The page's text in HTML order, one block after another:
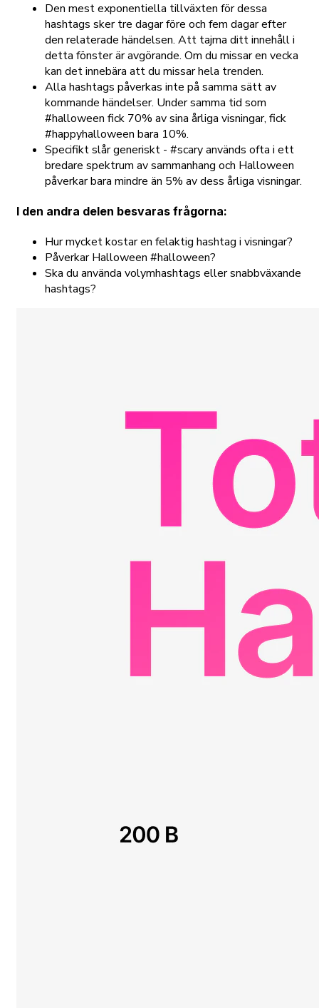
Den mest exponentiella tillväxten för dessa
hashtags sker tre dagar före och fem dagar efter
den relaterade händelsen. Att tajma ditt innehåll i
detta fönster är avgörande. Om du missar en vecka
kan det innebära att du missar hela trenden.
Alla hashtags påverkas inte på samma sätt av
kommande händelser. Under samma tid som
#halloween fick 70% av sina årliga visningar, fick
#happyhalloween bara 10%.
Specifikt slår generiskt - #scary används ofta i ett
bredare spektrum av sammanhang och Halloween
påverkar bara mindre än 5% av dess årliga visningar.
I den andra delen besvaras frågorna:
Hur mycket kostar en felaktig hashtag i visningar?
Påverkar Halloween #halloween?
Ska du använda volymhashtags eller snabbväxande
hashtags?